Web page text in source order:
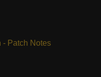
- Patch Notes